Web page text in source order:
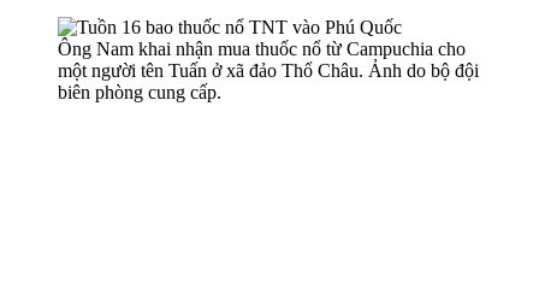
Ông Nam khai nhận mua thuốc nổ từ Campuchia cho
một người tên Tuấn ở xã đảo Thổ Châu. Ảnh do bộ đội
biên phòng cung cấp.